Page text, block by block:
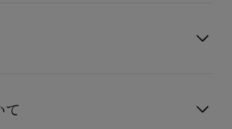
ます。詳しくは製品のお手入れをご確
注文は、送料無料でお届けいたしま
て